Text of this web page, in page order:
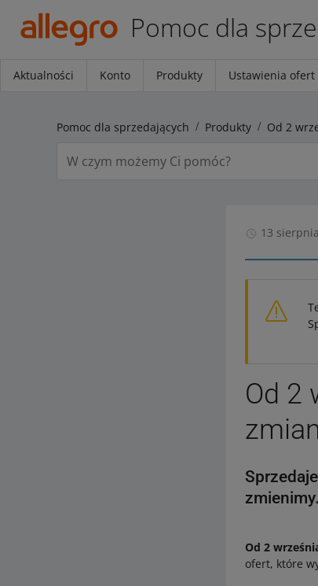
Pomoc dla
Aktualności Konto Produkty Ustawienia ofert
Pomoc dla sprzedających Produkty
13
Od 2
zmienimy.
Od 2
ofert, które